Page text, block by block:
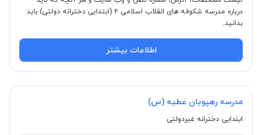
درباره مدرسه شکوفه های انقلاب اسلامی 2 (ابتدایی دخترانه دولتی) باید
بدانید.
اطلاعات بیشتر
مدرسه رهپویان عطیه (س)
ابتدایی دخترانه غیردولتی